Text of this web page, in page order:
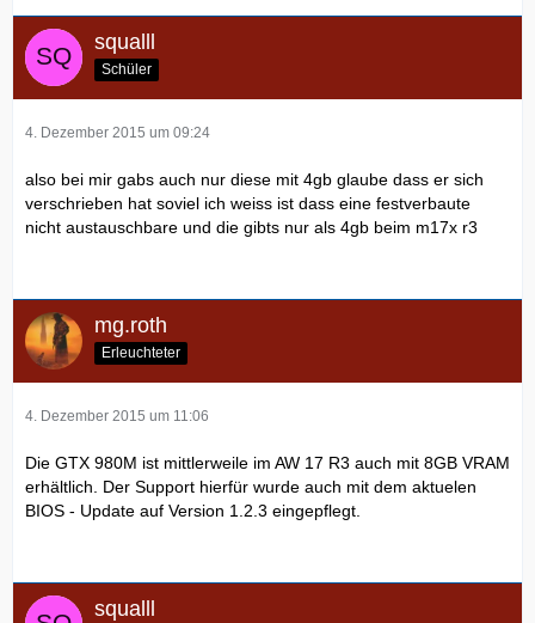
squalll
Schüler
4. Dezember 2015 um 09:24
also bei mir gabs auch nur diese mit 4gb glaube dass er sich
verschrieben hat soviel ich weiss ist dass eine festverbaute
nicht austauschbare und die gibts nur als 4gb beim m17x r3
mg.roth
Erleuchteter
4. Dezember 2015 um 11:06
Die GTX 980M ist mittlerweile im AW 17 R3 auch mit 8GB VRAM
erhältlich. Der Support hierfür wurde auch mit dem aktuelen
BIOS - Update auf Version 1.2.3 eingepflegt.
squalll